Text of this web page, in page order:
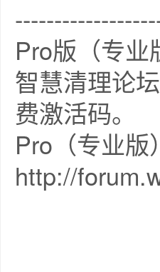
Pro版（专业
智慧清理论
费激活码。
Pro（专业
http://